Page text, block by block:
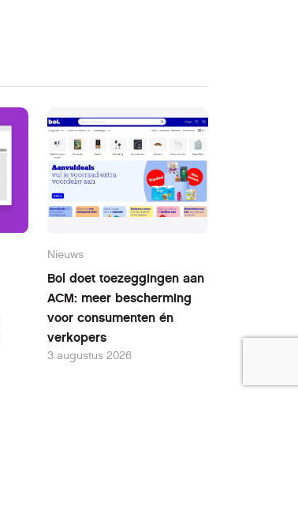
Nieuws
Bol doet toezeggingen aan
ACM: meer bescherming
voor consumenten én
verkopers
3 augustus 2026